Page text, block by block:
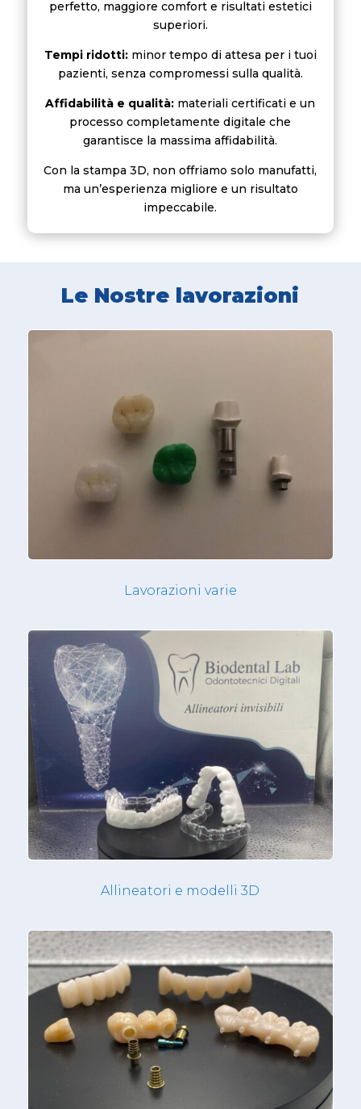
perfetto, maggiore comfort e risultati estetici
superiori.
Tempi ridotti:minor tempo di attesa per i tuoi
pazienti, senza compromessi sulla qualità.
Affidabilità e qualità: materiali certificati e un
processo completamente digitale che
garantisce la massima affidabilità.
Con la stampa 3D, non offriamo solo manufatti,
ma un’esperienza migliore e un risultato
impeccabile.
Le Nostre lavorazioni
Lavorazioni varie
Allineatori e modelli 3D